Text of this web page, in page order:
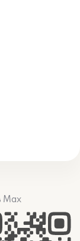
Max